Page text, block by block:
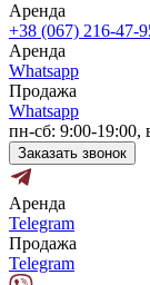
Аренда
+38 (067) 216-47-
Аренда
Whatsapp
Продажа
Whatsapp
пн-сб: 9:00-19:00,
Заказать звонок
Аренда
Telegram
Продажа
Telegram